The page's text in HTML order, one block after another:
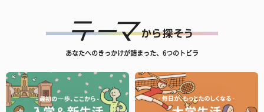
あなたへのきっかけが詰まった、6つのトビラ